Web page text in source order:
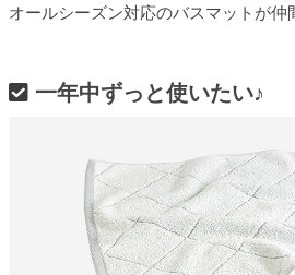
オールシーズン対応のバスマットが仲
一年中ずっと使いたい♪